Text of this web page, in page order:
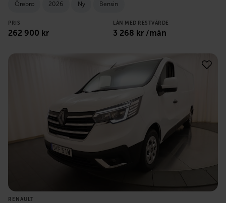
Örebro 2026 Ny Bensin
PRIS
262 900 kr
LÅN MED RESTVÄRDE
3 268 kr /mån
RENAULT